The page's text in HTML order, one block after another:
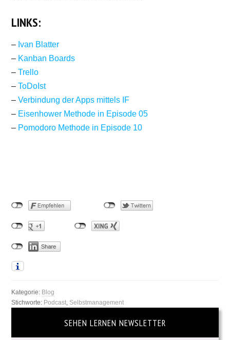
LINKS:
– Ivan Blatter
– Kanban Boards
–Trello
–ToDoIst
–Verbindung der Apps mittels IF
– Eisenhower Methode in Episode 05
– Pomodoro Methode in Episode 10
Kategorie: Blog
Stichworte: Podcast, Selbstmanagement
SEHEN LERNEN NEWSLETTER